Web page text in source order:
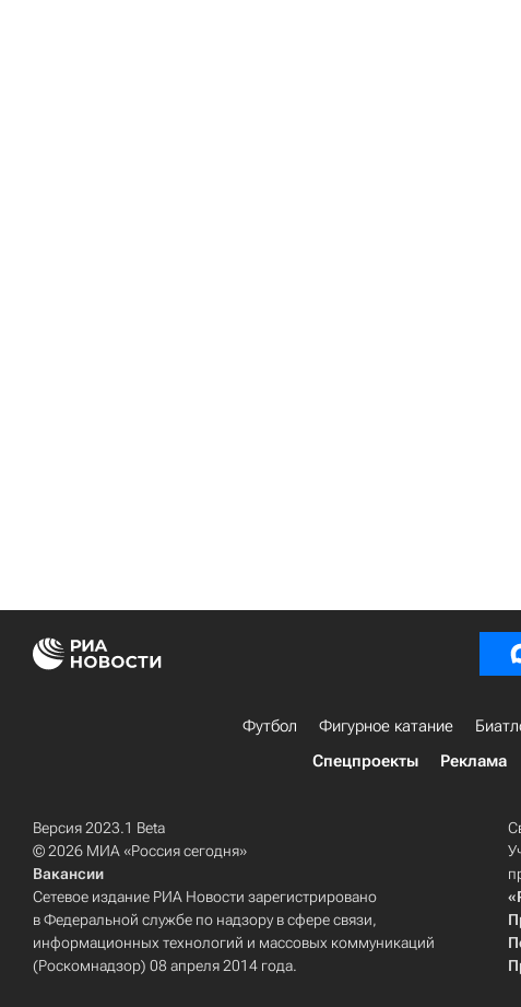
Футбол Фигурное катание
Спецпроекты
Реклама
Версия 2023.1 Beta
© 2026 МИА «Россия сегодня»
Вакансии
Сетевое издание РИА Новости зарегистрировано
в Федеральной службе по надзору в сфере связи,
информационных технологий и массовых коммуникаций
(Роскомнадзор) 08 апреля 2014 года.